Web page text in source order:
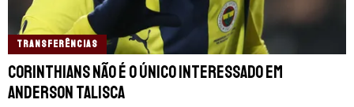
TRANSFERÊNCIAS
Corinthians não é o único interessado em
Anderson Talisca